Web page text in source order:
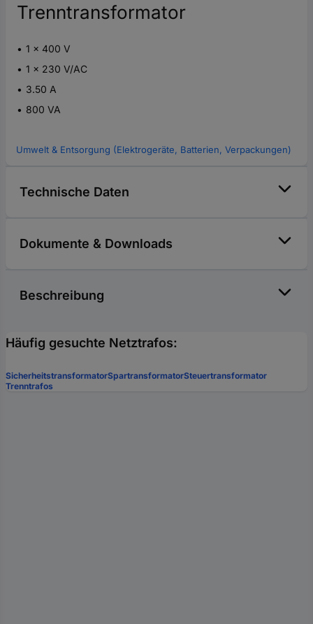
Trenntransformator
1 x 400 V
1 x 230 V/AC
3.50 A
800 VA
Umwelt & Entsorgung (Elektrogeräte, Batterien, Verpackungen)
Technische Daten
Dokumente & Downloads
Beschreibung
Häufig gesuchte Netztrafos:
SicherheitstransformatorSpartransformatorSteuertransformator
Trenntrafos